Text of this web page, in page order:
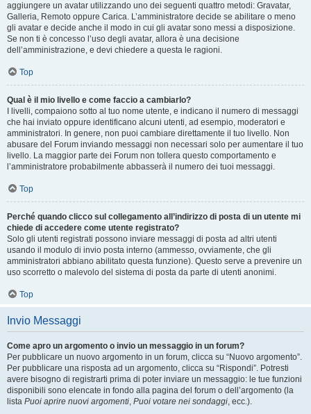
aggiungere un avatar utilizzando uno dei seguenti quattro metodi: Gravatar,
Galleria, Remoto oppure Carica. L’amministratore decide se abilitare o meno
gli avatar e decide anche il modo in cui gli avatar sono messi a disposizione.
Se non ti è concesso l’uso degli avatar, allora è una decisione
dell’amministrazione, e devi chiedere a questa le ragioni.
Top
Qual è il mio livello e come faccio a cambiarlo?
I livelli, compaiono sotto al tuo nome utente, e indicano il numero di messaggi
che hai inviato oppure identificano alcuni utenti, ad esempio, moderatori e
amministratori. In genere, non puoi cambiare direttamente il tuo livello. Non
abusare del Forum inviando messaggi non necessari solo per aumentare il tuo
livello. La maggior parte dei Forum non tollera questo comportamento e
l’amministratore probabilmente abbasserà il numero dei tuoi messaggi.
Top
Perché quando clicco sul collegamento all’indirizzo di posta di un utente mi
chiede di accedere come utente registrato?
Solo gli utenti registrati possono inviare messaggi di posta ad altri utenti
usando il modulo di invio posta interno (ammesso, ovviamente, che gli
amministratori abbiano abilitato questa funzione). Questo serve a prevenire un
uso scorretto o malevolo del sistema di posta da parte di utenti anonimi.
Top
Invio Messaggi
Come apro un argomento o invio un messaggio in un forum?
Per pubblicare un nuovo argomento in un forum, clicca su “Nuovo argomento”.
Per pubblicare una risposta ad un argomento, clicca su “Rispondi”. Potresti
avere bisogno di registrarti prima di poter inviare un messaggio: le tue funzioni
disponibili sono elencate in fondo alla pagina del forum o dell’argomento (la
lista Puoi aprire nuovi argomenti, Puoi votare nei sondaggi, ecc.).